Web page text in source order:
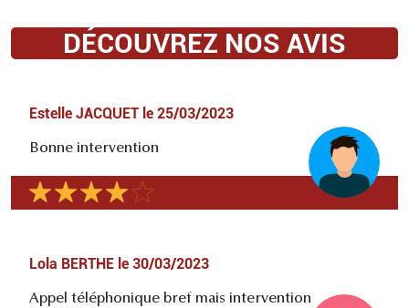
DÉCOUVREZ NOS AVIS
Estelle JACQUET le 25/03/2023
Bonne intervention
Lola BERTHE le 30/03/2023
Appel téléphonique bref mais intervention